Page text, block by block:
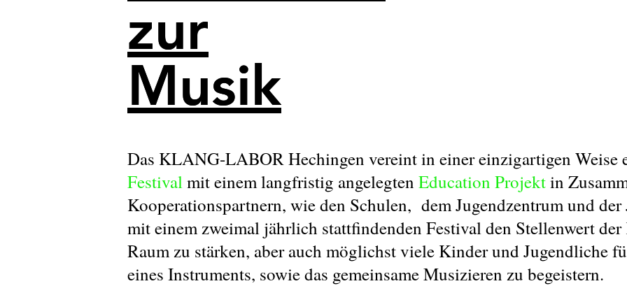
zur
Musik
zur
Musik
Das KLANG-LABOR Hechingen vereint in einer einzigartigen Weise
Festivalmit einem langfristig angelegten Education Projektin
Kooperationspartnern, wie den Schulen, dem Jugendzentrum und
mit einem zweimal jährlich stattfindenden Festival den Stellenwert
Raum zu stärken, aber auch möglichst viele Kinder und Jugendliche
eines Instruments, sowie das gemeinsame Musizieren zu begeistern.